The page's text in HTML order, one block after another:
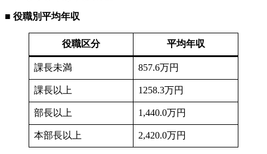
■ 役職別平均年収
役職区分 平均年収
課長未満 857.6万円
課長以上 1258.3万円
部長以上 1,440.0万円
本部長以上 2,420.0万円